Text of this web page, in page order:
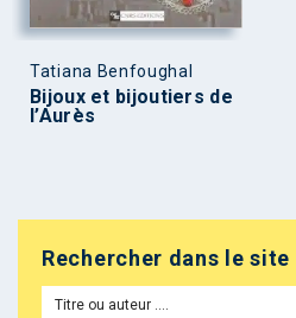
Tatiana Benfoughal
Bijoux et bijoutiers de
l’Aurès
Rechercher dans le site